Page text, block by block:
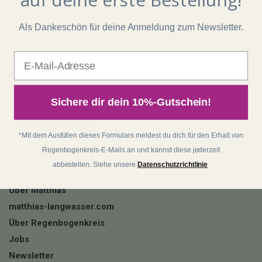
Kontakt
Batterieentsorgung
Zahlung und Versand
Regenbogenkreis
Über Matthias
matthias-langwasser.com
Über Regenbogenkreis
Jobs
Newsletter
Als Dankeschön für deine Anmeldung zum Newsletter.
Sichere dir dein 10%-Gutschein!
*Mit dem Ausfüllen dieses Formulars meldest du dich für den Erhalt von
Regenbogenkreis-E-Mails an und kannst diese jederzeit
abbestellen. Siehe unsere Datenschutzrichtlinie